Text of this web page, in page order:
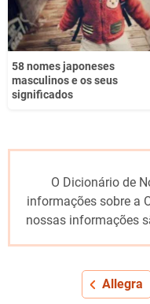
58 nomes japoneses
masculinos e os seus
significados
O Dicionário de
informações sobre a
nossas informações
Allegra